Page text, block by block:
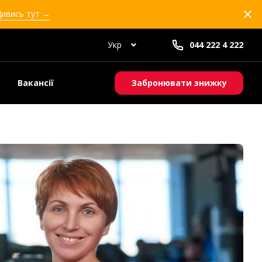
тут →
Укр 044 222 4 222
Вакансії Забронювати знижку